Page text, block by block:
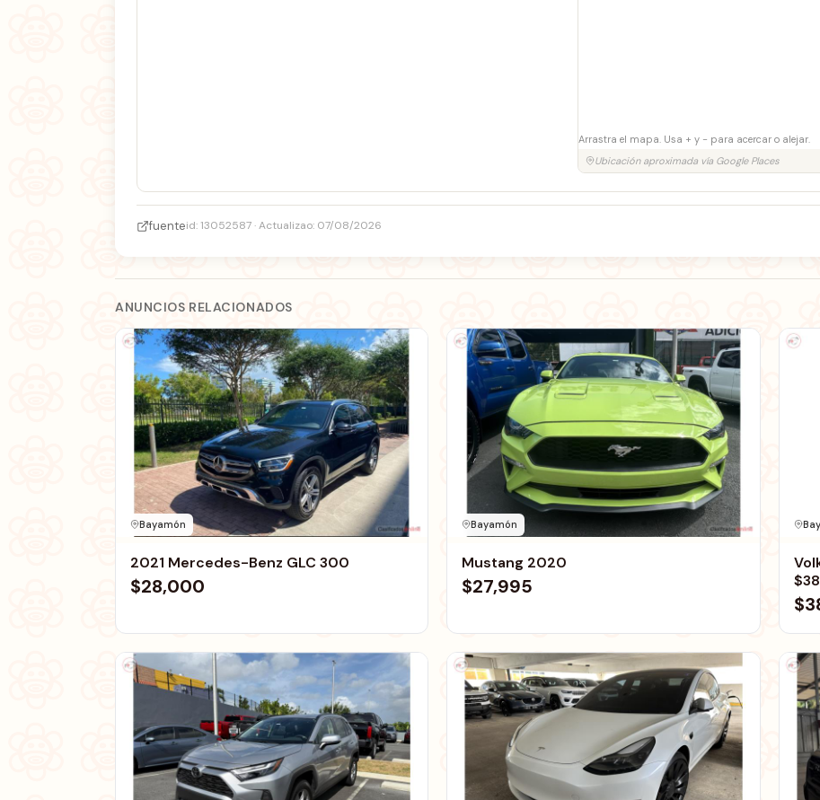
Arrastra el mapa. Usa + y − para acercar o alejar.
Ubicación aproximada vía Google Places
fuenteid: 13052587 · Actualizao: 07/08/2026
ANUNCIOS RELACIONADOS
Bayamón
2021 Mercedes-Benz GLC 300
$28,000
Bayamón
Mustang 2020
$27,995